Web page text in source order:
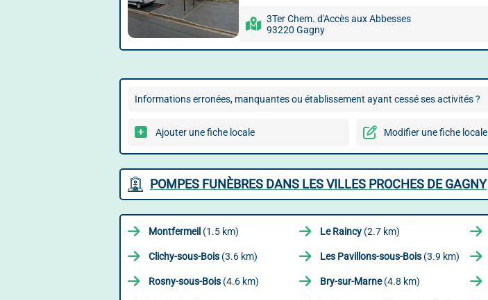
3Ter Chem. d'Accès aux Abbesses
93220 Gagny
Informations erronées, manquantes ou établissement ayant cessé ses activités ?
Ajouter une fiche locale Modifier une fiche locale
POMPES FUNÈBRES DANS LES VILLES PROCHES DE GAGNY
Montfermeil (1.5 km) Le Raincy(2.7 km)
Clichy-sous-Bois (3.6 km) Les Pavillons-sous-Bois(3.9 km)
Rosny-sous-Bois (4.6 km) Bry-sur-Marne(4.8 km)